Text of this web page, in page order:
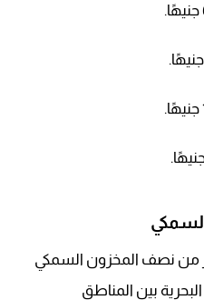
من نصف المخزون السمكي
بين المناطق